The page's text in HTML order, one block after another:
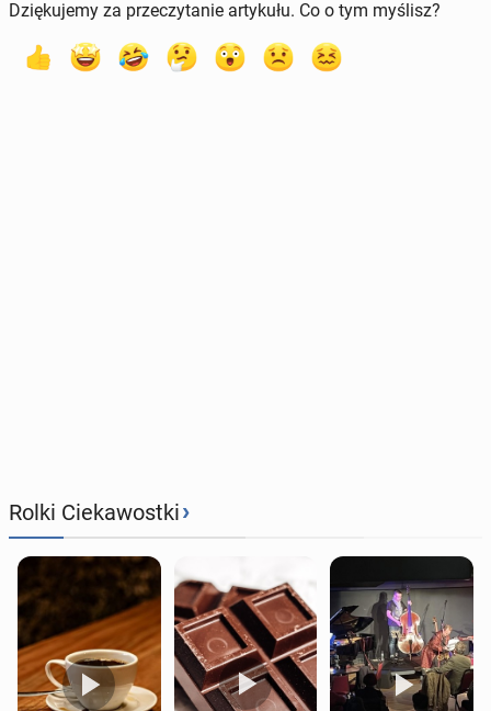
Dziękujemy za przeczytanie artykułu. Co o tym myślisz?
Rolki Ciekawostki›